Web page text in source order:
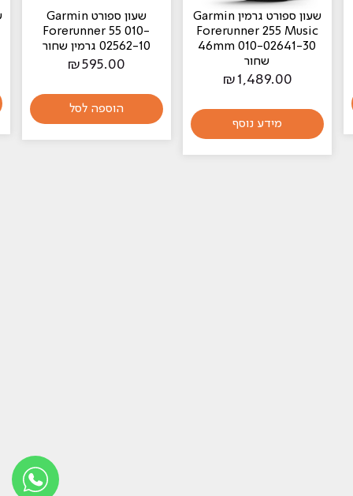
‏שעון ספורט גרמין Garmin
Forerunner 255 Music
46mm 010-02641-30
שחור
₪1,489.00
מידע נוסף
‏שעון ספורט Garmin
Forerunner 55 010-
02562-10 גרמין שחור
₪595.00
הוספה לסל